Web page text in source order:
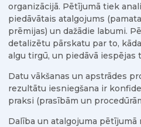
organizācijā. Pētījumā tiek
piedāvātais atalgojums
prēmijas) un dažādie labumi.
detalizētu pārskatu par to,
algu tirgū, un piedāvā iespējas
Datu vākšanas un apstrādes
rezultātu iesniegšana ir
praksi (prasībām un
Dalība un atalgojuma pētījumā